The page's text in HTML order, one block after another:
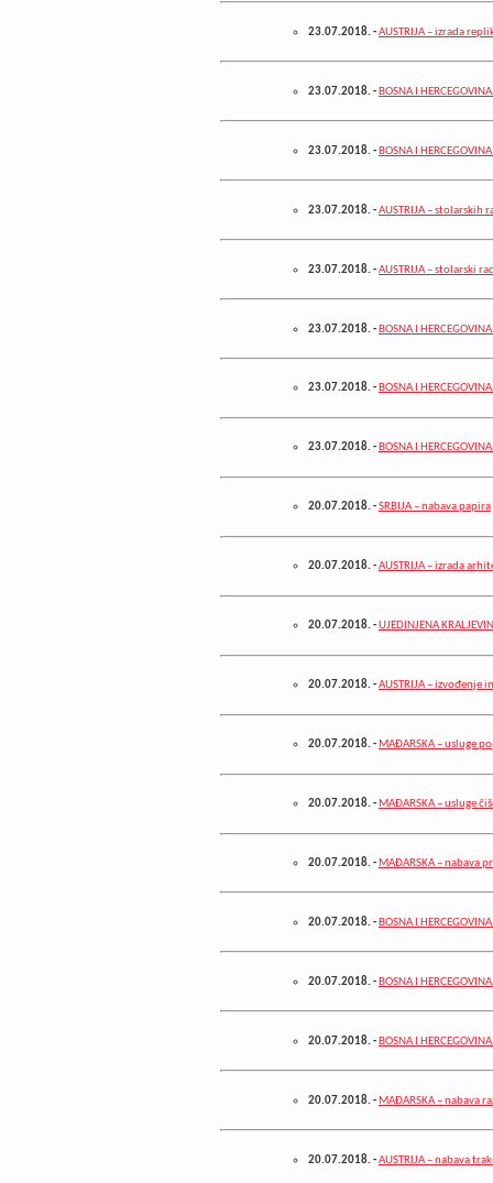
23.07.2018.-AUSTRIJA – izrada
23.07.2018.- BOSNA I
23.07.2018.- BOSNA I
23.07.2018.-AUSTRIJA – stolarskih
23.07.2018.-AUSTRIJA – stolarski
23.07.2018.- BOSNA I
23.07.2018.-BOSNA I
23.07.2018.-BOSNA I
20.07.2018.-SRBIJA – nabava papira
20.07.2018.-AUSTRIJA – izrada
20.07.2018.-UJEDINJENA
20.07.2018.-AUSTRIJA – izvođenje
20.07.2018.- MAĐARSKA – usluge
20.07.2018.- MAĐARSKA – usluge
20.07.2018.- MAĐARSKA – nabava
20.07.2018.- BOSNA I
20.07.2018.- BOSNA I
20.07.2018.- BOSNA I
20.07.2018.- MAĐARSKA – nabava
20.07.2018.-AUSTRIJA – nabava